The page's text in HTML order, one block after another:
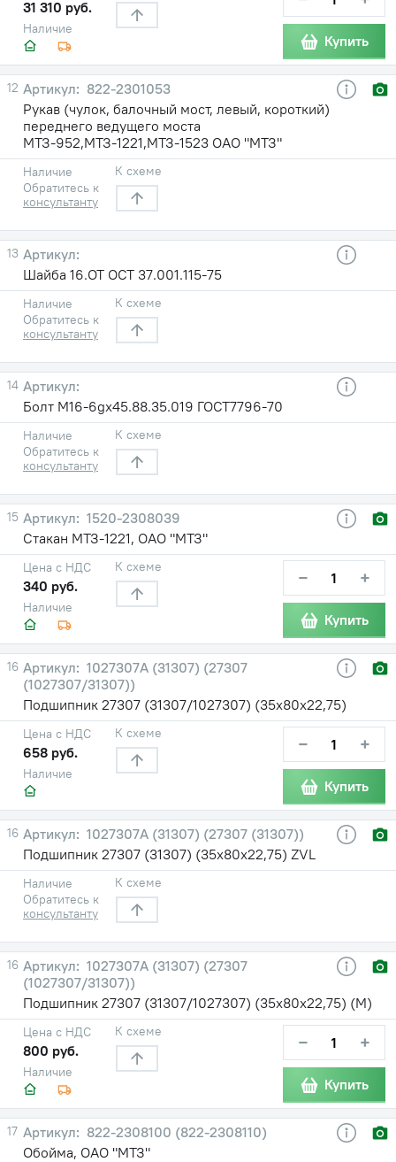
Наличие
31 310 руб.
Купить
12
822-2301053
Рукав (чулок, балочный мост, левый, короткий)
переднего ведущего моста
МТЗ-952,МТЗ-1221,МТЗ-1523 ОАО "МТЗ"
Наличие
Обратитесь к
консультанту
К схеме
13
Шайба 16.ОТ ОСТ 37.001.115-75
Наличие
Обратитесь к
консультанту
К схеме
14
Болт М16-6gх45.88.35.019 ГОСТ7796-70
Наличие
Обратитесь к
консультанту
К схеме
15
1520-2308039
Стакан МТЗ-1221, ОАО "МТЗ"
Наличие
Цена с НДС
340 руб.
К схеме − +
Купить
16
1027307А (31307) (27307
(1027307/31307))
Подшипник 27307 (31307/1027307) (35х80х22,75)
Наличие
Цена с НДС
658 руб.
К схеме − +
Купить
16
1027307А (31307) (27307 (31307))
Подшипник 27307 (31307) (35х80х22,75) ZVL
Наличие
Обратитесь к
консультанту
К схеме
16
1027307А (31307) (27307
(1027307/31307))
Подшипник 27307 (31307/1027307) (35х80х22,75) (М)
Наличие
Цена с НДС
800 руб.
К схеме − +
Купить
17
822-2308100 (822-2308110)
Обойма, ОАО "МТЗ"